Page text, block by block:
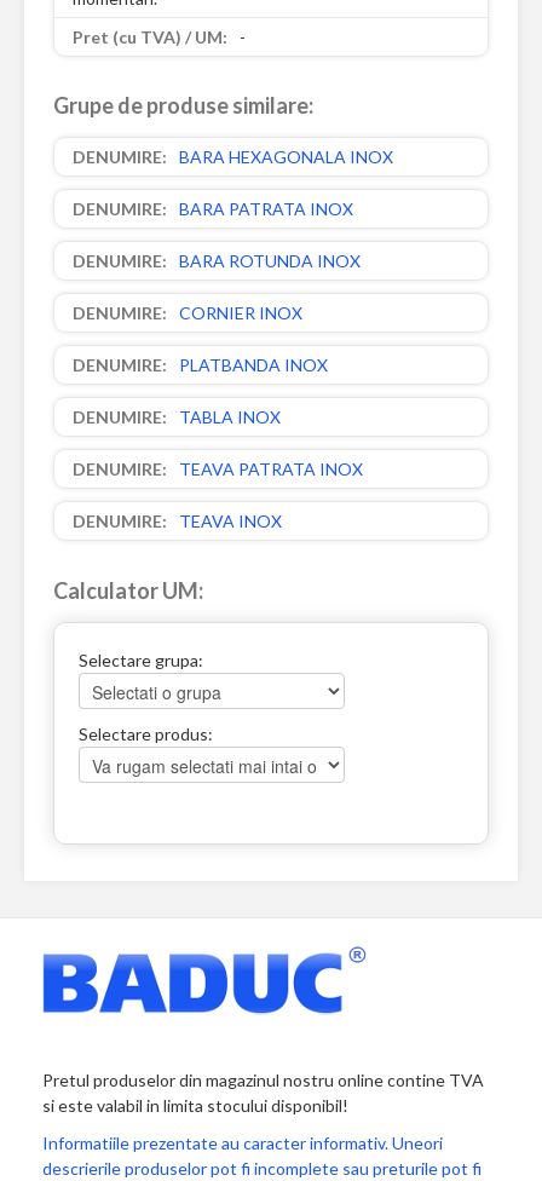
-
Grupe de produse similare:
BARA HEXAGONALA INOX
BARA PATRATA INOX
BARA ROTUNDA INOX
CORNIER INOX
PLATBANDA INOX
TABLA INOX
TEAVA PATRATA INOX
TEAVA INOX
Calculator UM:
Selectare grupa:
Selectare produs:
Pretul produselor din magazinul nostru online contine TVA
si este valabil in limita stocului disponibil!
Informatiile prezentate au caracter informativ. Uneori
descrierile produselor pot fi incomplete sau preturile pot fi